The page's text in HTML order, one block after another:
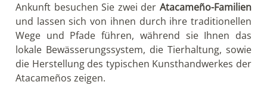
Ankunft besuchen Sie zwei der Atacameño-Familien
und lassen sich von ihnen durch ihre traditionellen
Wege und Pfade führen, während sie Ihnen das
lokale Bewässerungssystem, die Tierhaltung, sowie
die Herstellung des typischen Kunsthandwerkes der
Atacameños zeigen.